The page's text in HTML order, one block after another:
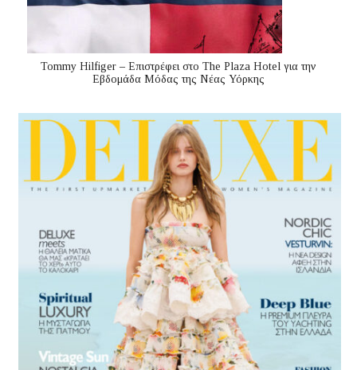
Tommy Hilfiger – Επιστρέφει στο The Plaza Hotel για την
Εβδομάδα Μόδας της Νέας Υόρκης